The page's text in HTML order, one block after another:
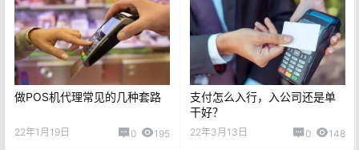
做POS机代理常见的几种套路
22年1月19日 0 195
支付怎么入行，入公司还是单
干好？
22年3月13日 0 148